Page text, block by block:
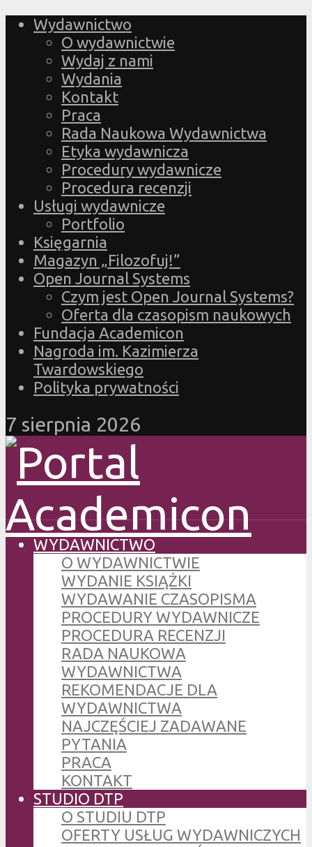
Wydawnictwo
O wydawnictwie
Wydaj z nami
Wydania
Kontakt
Praca
Rada Naukowa Wydawnictwa
Etyka wydawnicza
Procedury wydawnicze
Procedura recenzji
Usługi wydawnicze
Portfolio
Księgarnia
Magazyn „Filozofuj!”
Open Journal Systems
Czym jest Open Journal Systems?
Oferta dla czasopism naukowych
Fundacja Academicon
Nagroda im. Kazimierza
Twardowskiego
Polityka prywatności
7 sierpnia 2026
WYDAWNICTWO
O WYDAWNICTWIE
WYDANIE KSIĄŻKI
WYDAWANIE CZASOPISMA
PROCEDURY WYDAWNICZE
PROCEDURA RECENZJI
RADA NAUKOWA
WYDAWNICTWA
REKOMENDACJE DLA
WYDAWNICTWA
NAJCZĘŚCIEJ ZADAWANE
PYTANIA
PRACA
KONTAKT
STUDIO DTP
O STUDIU DTP
OFERTY USŁUG WYDAWNICZYCH